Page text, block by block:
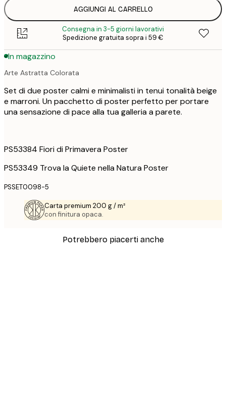
AGGIUNGI AL CARRELLO
Consegna in 3-5 giorni lavorativi
Spedizione gratuita sopra i 59 €
In magazzino
Arte Astratta Colorata
Set di due poster calmi e minimalisti in tenui tonalità beige
e marroni. Un pacchetto di poster perfetto per portare
una sensazione di pace alla tua galleria a parete.
PS53384 Fiori di Primavera Poster
PS53349 Trova la Quiete nella Natura Poster
PSSET0098-5
Carta premium 200 g / m²
con finitura opaca.
Potrebbero piacerti anche